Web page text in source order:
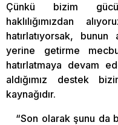
Çünkü bizim
haklılığımızdan
hatırlatıyorsak, bunun
yerine getirme
hatırlatmaya devam
aldığımız destek
kaynağıdır.
“Son olarak şunu da